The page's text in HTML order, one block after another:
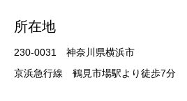
所在地
230-0031 神奈川県横浜市
京浜急行線 鶴見市場駅より徒歩7分